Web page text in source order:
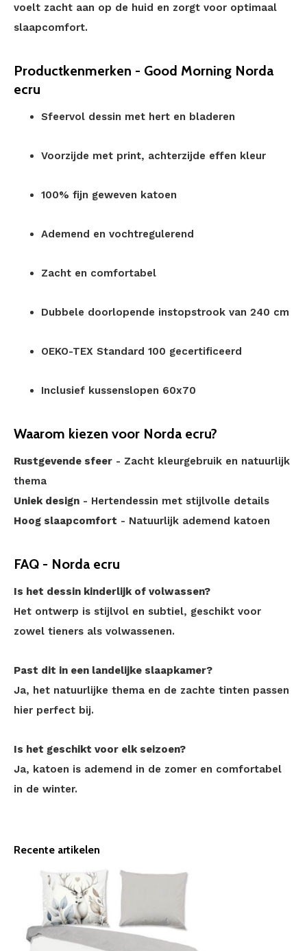
voelt zacht aan op de huid en zorgt voor optimaal
slaapcomfort.
Productkenmerken - Good Morning Norda
ecru
Sfeervol dessin met hert en bladeren
Voorzijde met print, achterzijde effen kleur
100% fijn geweven katoen
Ademend en vochtregulerend
Zacht en comfortabel
Dubbele doorlopende instopstrook van 240 cm
OEKO-TEX Standard 100 gecertificeerd
Inclusief kussenslopen 60x70
Waarom kiezen voor Norda ecru?
Rustgevende sfeer - Zacht kleurgebruik en natuurlijk
thema
Uniek design - Hertendessin met stijlvolle details
Hoog slaapcomfort - Natuurlijk ademend katoen
FAQ - Norda ecru
Is het dessin kinderlijk of volwassen?
Het ontwerp is stijlvol en subtiel, geschikt voor
zowel tieners als volwassenen.
Past dit in een landelijke slaapkamer?
Ja, het natuurlijke thema en de zachte tinten passen
hier perfect bij.
Is het geschikt voor elk seizoen?
Ja, katoen is ademend in de zomer en comfortabel
in de winter.
Recente artikelen